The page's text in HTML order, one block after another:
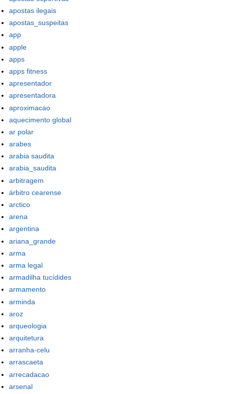
apostas ilegais
apostas_suspeitas
app
apple
apps
apps fitness
apresentador
apresentadora
aproximacao
aquecimento global
ar polar
arabes
arabia saudita
arabia_saudita
arbitragem
árbitro cearense
arctico
arena
argentina
ariana_grande
arma
arma legal
armadilha tucídides
armamento
arminda
aroz
arqueologia
arquitetura
arranha-celu
arrascaeta
arrecadacao
arsenal